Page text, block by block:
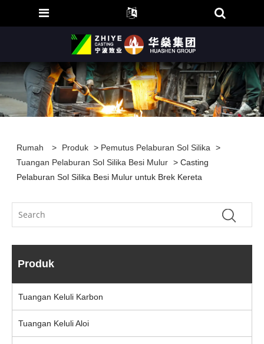
Rumah > Produk > Pemutus Pelaburan Sol Silika >
Tuangan Pelaburan Sol Silika Besi Mulur > Casting
Pelaburan Sol Silika Besi Mulur untuk Brek Kereta
Produk
Tuangan Keluli Karbon
Tuangan Keluli Aloi